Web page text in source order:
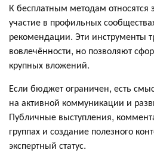
К бесплатным методам относятся
участие в профильных
рекомендации. Эти инструменты
вовлечённости, но позволяют
крупных вложений.
Если бюджет ограничен, есть
на активной коммуникации и
Публичные выступления,
группах и создание полезного
экспертный статус.